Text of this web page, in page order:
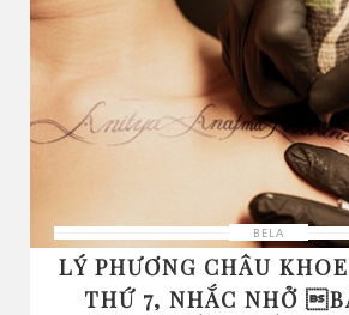
BELA
LÝ PHƯƠNG CHÂU
THỨ 7, NHẮC NHỞ